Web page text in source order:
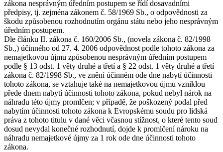
zákona nesprávným úředním postupem se řídí dosavadními
předpisy, tj. zejména zákonem č. 58/1969 Sb., o odpovědnosti za
škodu způsobenou rozhodnutím orgánu státu nebo jeho nesprávným
úředním postupem.
Dle článku II. zákona č. 160/2006 Sb., (novela zákona č. 82/1998
Sb.,) účinného od 27. 4. 2006 odpovědnost podle tohoto zákona za
nemajetkovou újmu způsobenou nesprávným úředním postupem
podle § 13 odst. 1 věty druhé a třetí a § 22 odst. 1 věty druhé a třetí
zákona č. 82/1998 Sb., ve znění účinném ode dne nabytí účinnosti
tohoto zákona, se vztahuje také na nemajetkovou újmu vzniklou
přede dnem nabytí účinnosti tohoto zákona, pokud nebyl nárok na
náhradu této újmy promlčen; v případě, že poškozený podal před
nabytím účinnosti tohoto zákona k Evropskému soudu pro lidská
práva z tohoto titulu v dané věci včasnou stížnost, o které tento soud
dosud nevydal konečné rozhodnutí, dojde k promlčení nároku na
náhradu nemajetkové újmy za 1 rok ode dne účinnosti tohoto
zákona.